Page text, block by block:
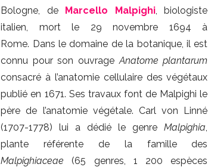
Bologne, de Marcello Malpighi, biologiste
italien, mort le 29 novembre 1694 à
Rome. Dans le domaine de la botanique, il est
connu pour son ouvrageAnatome plantarum
consacré à l’anatomie cellulaire des végétaux
publié en 1671. Ses travaux font de Malpighi le
père de l’anatomie végétale. Carl von Linné
(1707-1778) lui a dédié le genreMalpighia,
plante référente de la famille des
Malpighiaceae (65 genres, 1 200 espèces